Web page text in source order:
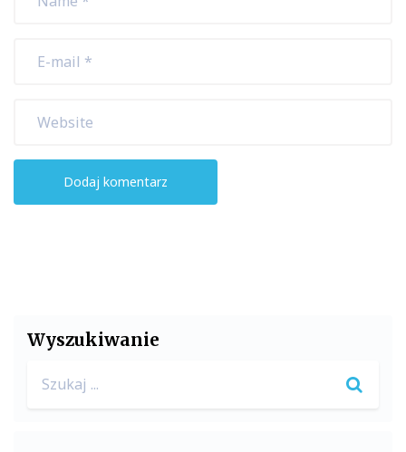
Wyszukiwanie
for: